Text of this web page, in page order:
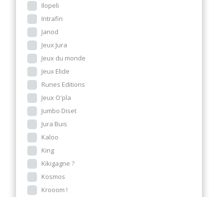
Ilopeli
Intrafin
Janod
Jeux Jura
Jeux du monde
Jeux Elide
Runes Editions
Jeux O'pla
Jumbo Diset
Jura Buis
Kaloo
King
Kikigagne ?
Kosmos
Krooom !